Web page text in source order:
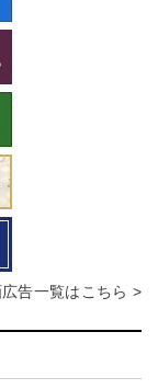
告一覧はこちら >